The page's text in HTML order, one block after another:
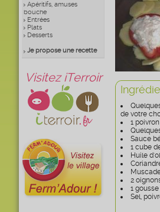
Apéritifs, amuses
bouche
Entrées
Plats
Desserts
Je propose une recette
Visitez iTerroir
de votre
1
Sauce
1 cube
Huile
2
1
Sel,